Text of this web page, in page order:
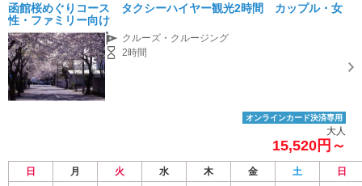
函館桜めぐりコース タクシーハイヤー観光2時間 カップル・女
性・ファミリー向け
クルーズ・クルージング
2時間
オンラインカード決済専用
大人
15,520円～
日 月 火 水 木 金 土
日